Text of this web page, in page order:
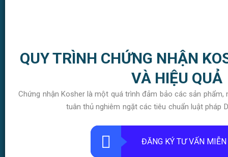
QUY TRÌNH CHỨNG NHẬN
VÀ HIỆU QUẢ
Chứng nhận Kosher là một quá trình đảm bảo các sản phẩm,
tuân thủ nghiêm ngặt các tiêu chuẩn luật pháp
ĐĂNG KÝ TƯ VẤN